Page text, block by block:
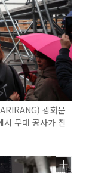
광화문
무대 공사가 진